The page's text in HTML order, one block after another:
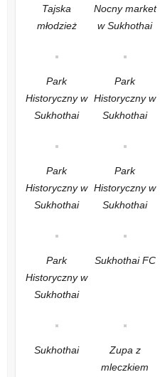
Tajska
młodzież
Nocny market
w Sukhothai
Park
Historyczny w
Sukhothai
Park
Historyczny w
Sukhothai
Park
Historyczny w
Sukhothai
Park
Historyczny w
Sukhothai
Park
Historyczny w
Sukhothai
Sukhothai FC
Sukhothai
Zupa z
mleczkiem